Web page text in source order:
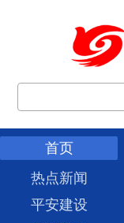
首页
热点新闻
平安建设